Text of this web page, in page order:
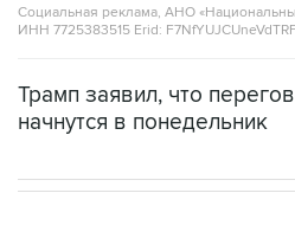
Социальная реклама, АНО
ИНН 7725383515 Erid:
Трамп заявил, что
начнутся в понедельник